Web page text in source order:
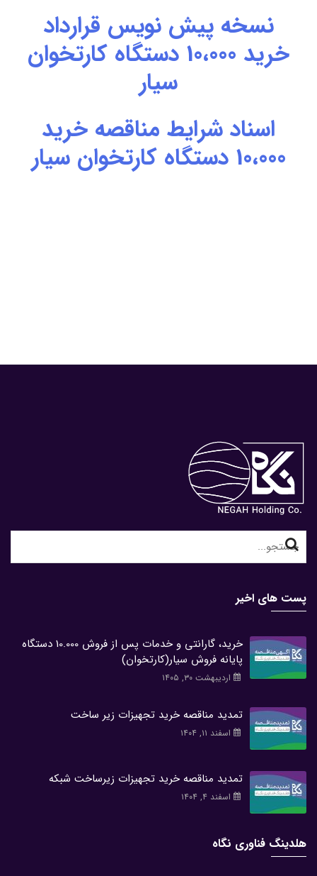
نسخه پیش نویس قرارداد
خرید 10،000 دستگاه کارتخوان
سیار
اسناد شرایط مناقصه خرید
10،000 دستگاه کارتخوان سیار
Search
for:
پست های اخیر
خرید، گارانتی و خدمات پس از فروش 10.000 دستگاه
پایانه فروش سیار(کارتخوان)
اردیبهشت ۳۰, ۱۴۰۵
تمدید مناقصه خرید تجهیزات زیر ساخت
اسفند ۱۱, ۱۴۰۴
تمدید مناقصه خرید تجهیزات زیرساخت شبکه
اسفند ۴, ۱۴۰۴
هلدینگ فناوری نگاه